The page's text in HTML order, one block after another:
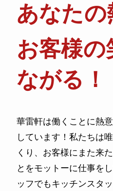
あなたの
お客様の
ながる！
華雷軒は働くことに熱
しています！私たちは
くり、お客様にまた来
とをモットーに仕事を
ッフでもキッチンスタ